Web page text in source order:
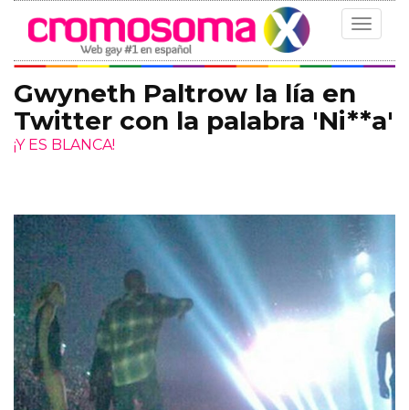
Toggle
Gwyneth Paltrow la lía en
Twitter con la palabra 'Ni**a'
¡Y ES BLANCA!